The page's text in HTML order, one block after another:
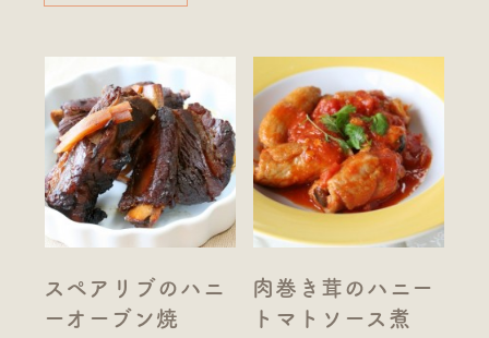
スペアリブのハニ
ーオーブン焼
肉巻き茸のハニー
トマトソース煮